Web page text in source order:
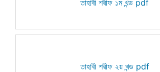
তাহাবী শরীফ ১ম খন্ড pdf
তাহাবী শরীফ ২য় খন্ড pdf